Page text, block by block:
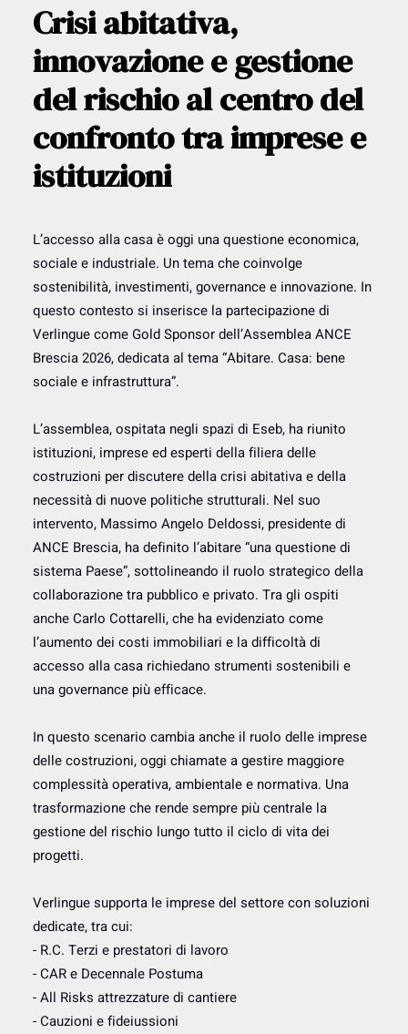
Crisi abitativa,
innovazione e gestione
del rischio al centro del
confronto tra imprese e
istituzioni
L’accesso alla casa è oggi una questione economica,
sociale e industriale. Un tema che coinvolge
sostenibilità, investimenti, governance e innovazione. In
questo contesto si inserisce la partecipazione di
Verlingue come Gold Sponsor dell’Assemblea ANCE
Brescia 2026, dedicata al tema “Abitare. Casa: bene
sociale e infrastruttura”.
L’assemblea, ospitata negli spazi di Eseb, ha riunito
istituzioni, imprese ed esperti della filiera delle
costruzioni per discutere della crisi abitativa e della
necessità di nuove politiche strutturali. Nel suo
intervento, Massimo Angelo Deldossi, presidente di
ANCE Brescia, ha definito l’abitare “una questione di
sistema Paese”, sottolineando il ruolo strategico della
collaborazione tra pubblico e privato. Tra gli ospiti
anche Carlo Cottarelli, che ha evidenziato come
l’aumento dei costi immobiliari e la difficoltà di
accesso alla casa richiedano strumenti sostenibili e
una governance più efficace.
In questo scenario cambia anche il ruolo delle imprese
delle costruzioni, oggi chiamate a gestire maggiore
complessità operativa, ambientale e normativa. Una
trasformazione che rende sempre più centrale la
gestione del rischio lungo tutto il ciclo di vita dei
progetti.
Verlingue supporta le imprese del settore con soluzioni
dedicate, tra cui:
- R.C. Terzi e prestatori di lavoro
- CAR e Decennale Postuma
- All Risks attrezzature di cantiere
- Cauzioni e fideiussioni